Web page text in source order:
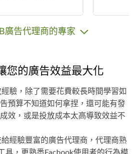
廣告代理商的專家
您的廣告效益最大化
驗，除了需要花費較長時間學習如
預算不知道如何拿捏，還可能有發
效，或是投放成本太高導致效益不
經驗豐富的廣告代理商，代理商熟